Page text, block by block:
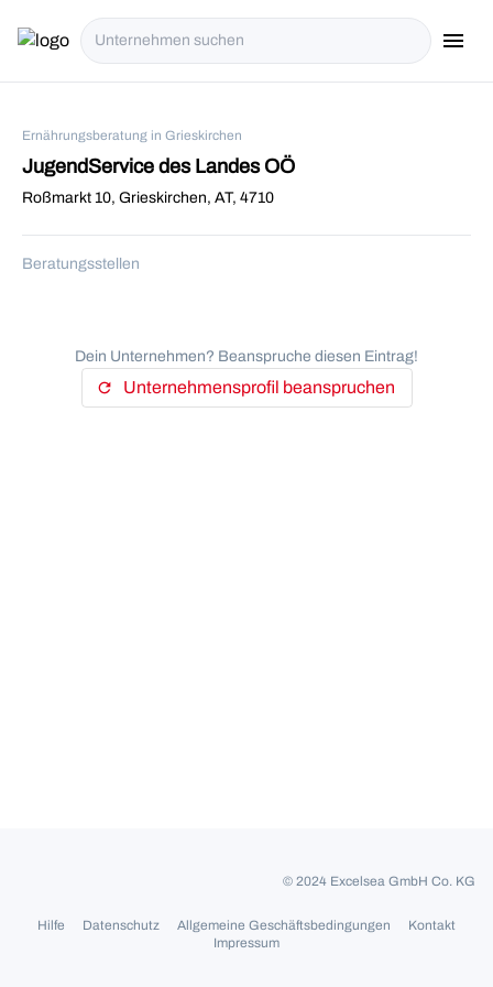
menu
Ernährungsberatung in Grieskirchen
JugendService des Landes OÖ
Roßmarkt 10, Grieskirchen, AT, 4710
Beratungsstellen
Dein Unternehmen? Beanspruche diesen Eintrag!
refresh Unternehmensprofil beanspruchen
© 2024 Excelsea GmbH Co. KG
Hilfe Datenschutz Allgemeine Geschäftsbedingungen
Kontakt
Impressum